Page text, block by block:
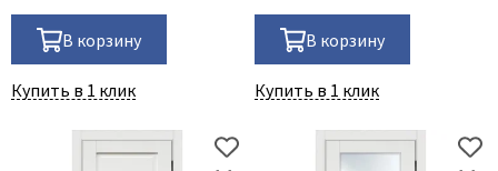
В корзину
Купить в 1 клик
В корзину
Купить в 1 клик